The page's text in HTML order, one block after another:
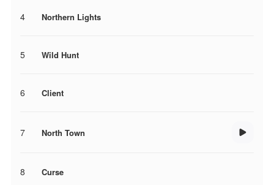
4 Northern Lights
5 Wild Hunt
6 Client
7 North Town
8 Curse